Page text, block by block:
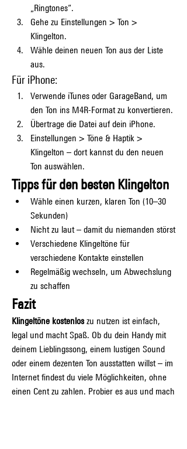
„Ringtones“.
Gehe zu Einstellungen > Ton >
Klingelton.
Wähle deinen neuen Ton aus der Liste
aus.
Für iPhone:
Verwende iTunes oder GarageBand, um
den Ton ins M4R-Format zu konvertieren.
Übertrage die Datei auf dein iPhone.
Einstellungen > Töne & Haptik >
Klingelton – dort kannst du den neuen
Ton auswählen.
Tipps für den besten Klingelton
Wähle einen kurzen, klaren Ton (10–30
Sekunden)
Nicht zu laut – damit du niemanden störst
Verschiedene Klingeltöne für
verschiedene Kontakte einstellen
Regelmäßig wechseln, um Abwechslung
zu schaffen
Fazit
Klingeltöne kostenlos zu nutzen ist einfach,
legal und macht Spaß. Ob du dein Handy mit
deinem Lieblingssong, einem lustigen Sound
oder einem dezenten Ton ausstatten willst – im
Internet findest du viele Möglichkeiten, ohne
einen Cent zu zahlen. Probier es aus und mach